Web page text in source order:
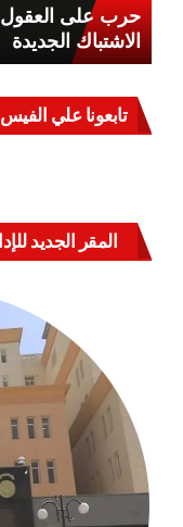
حرب على
الاشتباك الجديدة
تابعونا علي الفيس
المقر الجديد